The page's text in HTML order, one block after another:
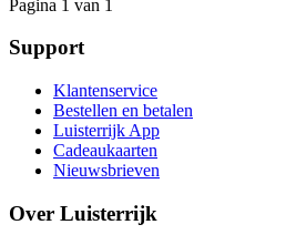
Pagina 1 van 1
Support
Klantenservice
Bestellen en betalen
Luisterrijk App
Cadeaukaarten
Nieuwsbrieven
Over Luisterrijk